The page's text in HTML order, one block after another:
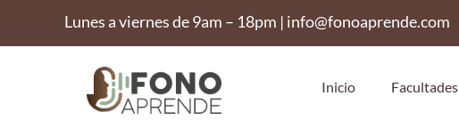
Lunes a viernes de 9am – 18pm | info@fonoaprende.com
Inicio Facultades